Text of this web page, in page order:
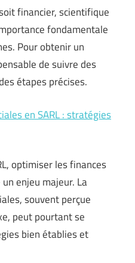
financier, scientifique
fondamentale
Pour obtenir un
de suivre des
étapes précises.
en SARL : stratégies
optimiser les finances
enjeu majeur. La
souvent perçue
peut pourtant se
bien établies et